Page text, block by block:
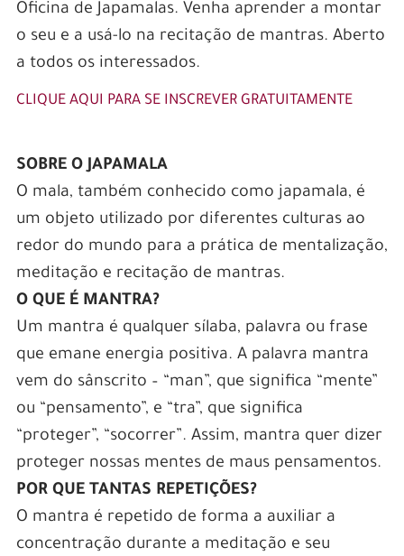
Oficina de Japamalas. Venha aprender a montar
o seu e a usá-lo na recitação de mantras. Aberto
a todos os interessados.
CLIQUE AQUI PARA SE INSCREVER GRATUITAMENTE
SOBRE O JAPAMALA
O mala, também conhecido como japamala, é
um objeto utilizado por diferentes culturas ao
redor do mundo para a prática de mentalização,
meditação e recitação de mantras.
O QUE É MANTRA?
Um mantra é qualquer sílaba, palavra ou frase
que emane energia positiva. A palavra mantra
vem do sânscrito – “man”, que significa “mente”
ou “pensamento”, e “tra”, que significa
“proteger”, “socorrer”. Assim, mantra quer dizer
proteger nossas mentes de maus pensamentos.
POR QUE TANTAS REPETIÇÕES?
O mantra é repetido de forma a auxiliar a
concentração durante a meditação e seu